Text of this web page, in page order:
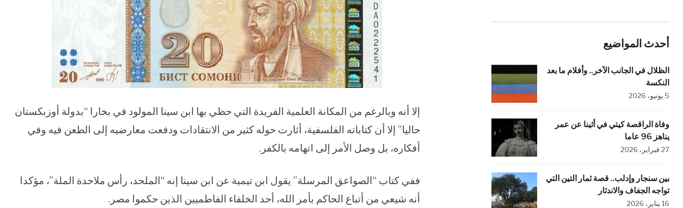
إلا أنه وبالرغم من المكانة العلمية الفريدة التي حظي بها ابن سينا المولود في بخارا “بدولة أوزبكستان
حاليا” إلا أن كتاباته الفلسفية، أثارت حوله كثير من الانتقادات ودفعت معارضيه إلى الطعن فيه وفي
أفكاره، بل وصل الأمر إلى اتهامه بالكفر.
ففي كتاب “الصواعق المرسلة” يقول ابن تيمية عن ابن سينا إنه “الملحد، رأس ملاحدة الملة”، مؤكدا
أنه شيعي من أتباع الحاكم بأمر الله، أحد الخلفاء الفاطميين الذين حكموا مصر.
أحدث المواضيع
الظلال في الجانب الآخر.. وأفلام ما بعد
النكسة
5 يونيو، 2026
وفاة الراقصة كيتي في أثينا عن عمر
يناهز 96 عاما
27 فبراير، 2026
بين سنجار وإدلب.. قصة ثمار التين التي
تواجه الجفاف والاندثار
16 يناير، 2026